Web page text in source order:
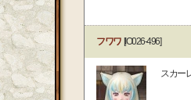
フワワ[IO026-496]
スカー